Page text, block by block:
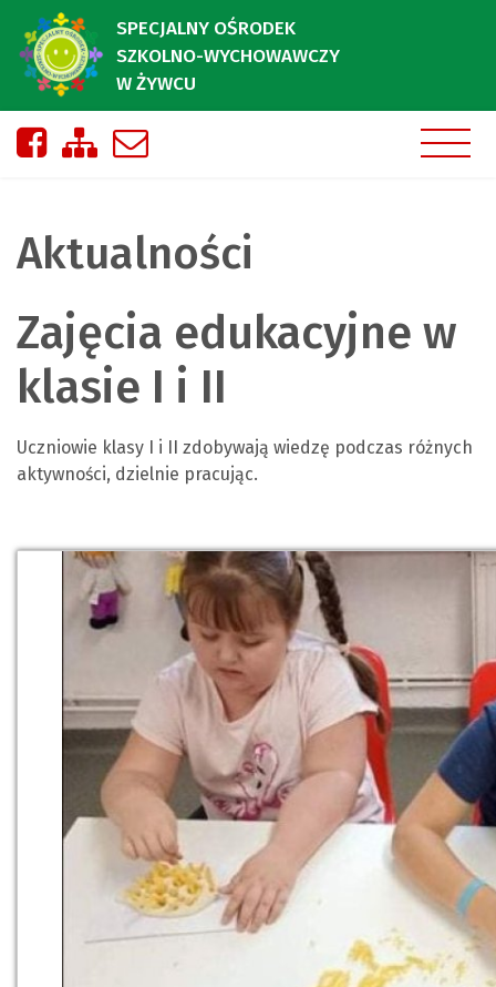
SPECJALNY OŚRODEK
SZKOLNO-WYCHOWAWCZY
W ŻYWCU
Nasza strona na Facebooku
Zobacz mapę strony
Aktualności
Zajęcia edukacyjne w
klasie I i II
Uczniowie klasy I i II zdobywają wiedzę podczas różnych
aktywności, dzielnie pracując.